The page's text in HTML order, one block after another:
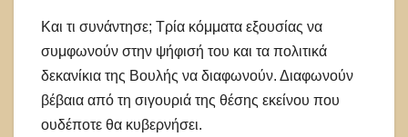
Και τι συνάντησε; Τρία κόμματα εξουσίας να
συμφωνούν στην ψήφισή του και τα πολιτικά
δεκανίκια της Βουλής να διαφωνούν. Διαφωνούν
βέβαια από τη σιγουριά της θέσης εκείνου που
ουδέποτε θα κυβερνήσει.